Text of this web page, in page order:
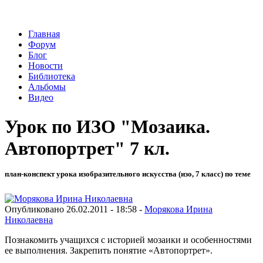
Главная
Форум
Блог
Новости
Библиотека
Альбомы
Видео
Урок по ИЗО "Мозаика.
Автопортрет" 7 кл.
план-конспект урока изобразительного искусства (изо, 7 класс) по теме
Опубликовано 26.02.2011 - 18:58 - Морякова Ирина
Николаевна
Познакомить учащихся с историей мозаики и особенностями
ее выполнения. Закрепить понятие «Автопортрет».